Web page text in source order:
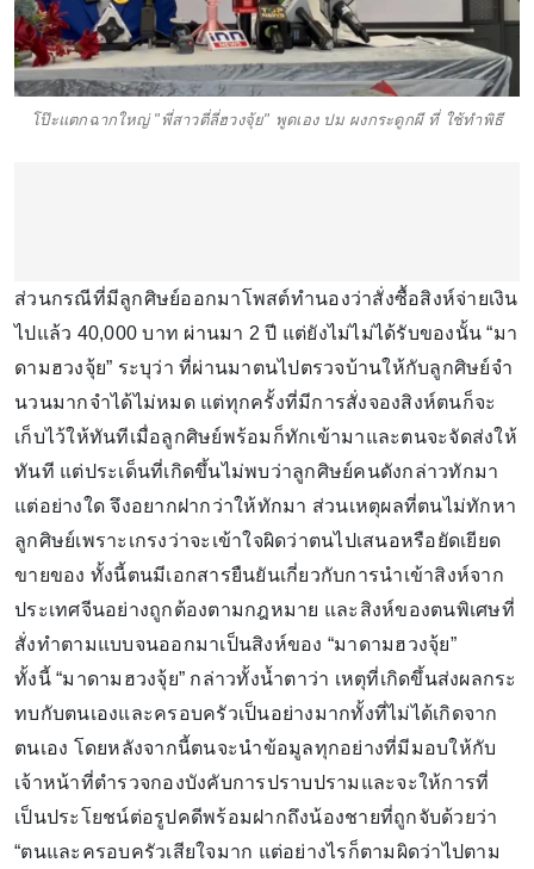
โป๊ะแตกฉากใหญ่ "พี่สาวตี่ลี่ฮวงจุ้ย" พูดเอง ปม ผงกระดูกผี ที่ ใช้ทำพิธี
ส่วนกรณีที่มีลูกศิษย์ออกมาโพสต์ทํานองว่าสั่งซื้อสิงห์จ่ายเงิน
ไปแล้ว 40,000 บาท ผ่านมา 2 ปี แต่ยังไม่ไม่ได้รับของนั้น “มา
ดามฮวงจุ้ย” ระบุว่า ที่ผ่านมาตนไปตรวจบ้านให้กับลูกศิษย์จํา
นวนมากจําได้ไม่หมด แต่ทุกครั้งที่มีการสั่งจองสิงห์ตนก็จะ
เก็บไว้ให้ทันทีเมื่อลูกศิษย์พร้อมก็ทักเข้ามาและตนจะจัดส่งให้
ทันที แต่ประเด็นที่เกิดขึ้นไม่พบว่าลูกศิษย์คนดังกล่าวทักมา
แต่อย่างใด จึงอยากฝากว่าให้ทักมา ส่วนเหตุผลที่ตนไม่ทักหา
ลูกศิษย์เพราะเกรงว่าจะเข้าใจผิดว่าตนไปเสนอหรือยัดเยียด
ขายของ ทั้งนี้ตนมีเอกสารยืนยันเกี่ยวกับการนําเข้าสิงห์จาก
ประเทศจีนอย่างถูกต้องตามกฎหมาย และสิงห์ของตนพิเศษที่
สั่งทําตามแบบจนออกมาเป็นสิงห์ของ “มาดามฮวงจุ้ย”
ทั้งนี้ “มาดามฮวงจุ้ย” กล่าวทั้งนํ้าตาว่า เหตุที่เกิดขึ้นส่งผลกระ
ทบกับตนเองและครอบครัวเป็นอย่างมากทั้งที่ไม่ได้เกิดจาก
ตนเอง โดยหลังจากนี้ตนจะนําข้อมูลทุกอย่างที่มีมอบให้กับ
เจ้าหน้าที่ตํารวจกองบังคับการปราบปรามและจะให้การที่
เป็นประโยชน์ต่อรูปคดีพร้อมฝากถึงน้องชายที่ถูกจับด้วยว่า
“ตนและครอบครัวเสียใจมาก แต่อย่างไรก็ตามผิดว่าไปตาม